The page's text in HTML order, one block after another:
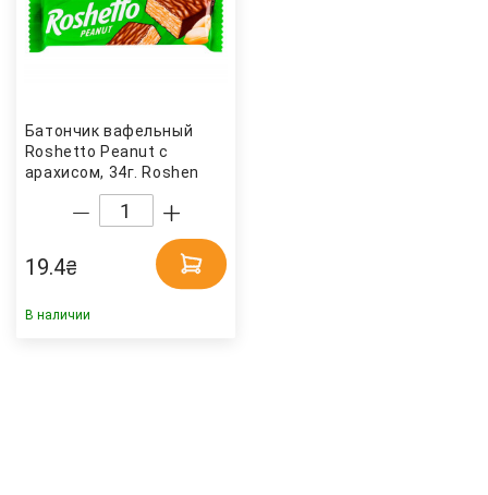
Батончик вафельный
Roshetto Peanut с
арахисом, 34г. Roshen
19.4₴
В наличии